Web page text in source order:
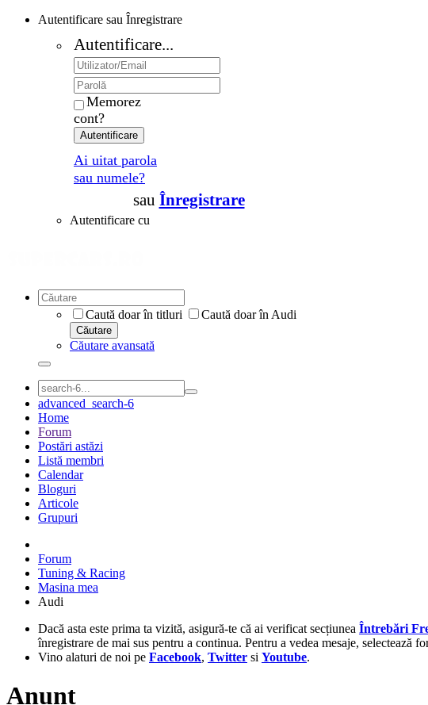
Autentificare sau Înregistrare
Autentificare...
Memorez
cont?
Autentificare
Ai uitat parola
sau numele?
sau Înregistrare
Autentificare cu
Caută doar în titluri Caută doar în Audi
Căutare
Căutare avansată
advanced_search-6
Home
Forum
Postări astăzi
Listă membri
Calendar
Bloguri
Articole
Grupuri
Forum
Tuning & Racing
Masina mea
Audi
Dacă asta este prima ta vizită, asigură-te că ai verificat secțiunea Întrebări
înregistrare de mai sus pentru a continua. Pentru a vedea mesaje, selectează
Vino alaturi de noi pe Facebook, Twitter si Youtube.
Anunț